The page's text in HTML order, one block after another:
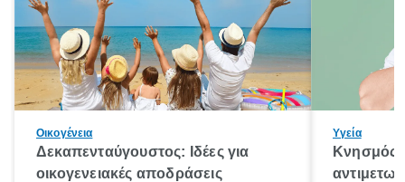
Οικογένεια
Δεκαπενταύγουστος: Ιδέες για
οικογενειακές αποδράσεις
Υγεία
Κνησμός: